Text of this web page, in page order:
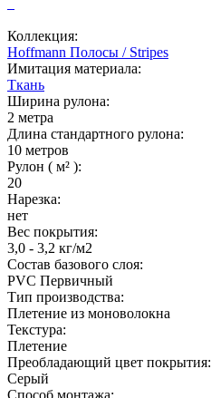
Коллекция:
Hoffmann Полосы / Stripes
Имитация материала:
Ткань
Ширина рулона:
2 метра
Длина стандартного рулона:
10 метров
Рулон ( м² ):
20
Нарезка:
нет
Вес покрытия:
3,0 - 3,2 кг/м2
Состав базового слоя:
PVC Первичный
Тип производства:
Плетение из моноволокна
Текстура:
Плетение
Преобладающий цвет покрытия:
Серый